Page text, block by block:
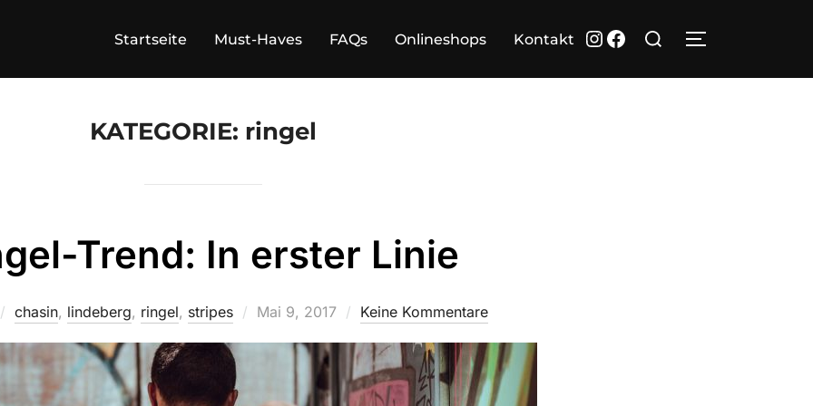
Startseite Must-Haves FAQs Onlineshops Kontakt Instagram
Facebook
Suchen
KATEGORIE: ringel
Trend: In erster Linie
chasin, lindeberg, ringel, stripes
Veröffentlicht
Mai 9, 2017 Keine Kommentare